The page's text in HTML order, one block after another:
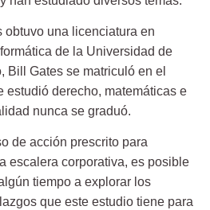
obtuvo una licenciatura en
de la Universidad de
Bill Gates se matriculó en el
estudió derecho, matemáticas e
nunca se graduó.
de acción prescrito para
escalera corporativa, es posible
tiempo a explorar los
que este estudio tiene para